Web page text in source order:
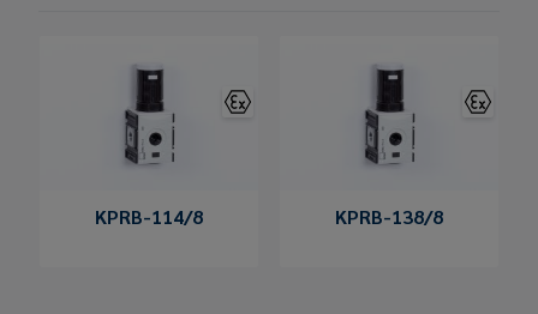
KPRB-114/8 KPRB-138/8